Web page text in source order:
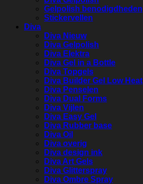
Gelpolish benodigdheden
Stickervellen
Diva
Diva Nieuw
Diva Gelpolish
Diva Elektra
Diva Gel in a Bottle
Diva Topgels
Diva Builder Gel Low Heat
Diva Penselen
Diva Dual Forms
Diva Vijlen
Diva Easy Gel
Diva Rubber base
Diva Oil
Diva overig
Diva design ink
Diva Art Gels
Diva Glitterspray
Diva Ombre Spray